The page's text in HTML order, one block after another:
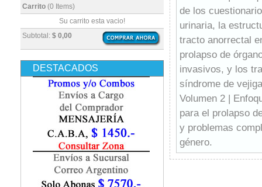
Diagnóstico por Imagen / Radiología
Embriología
Enfermería
Epidemiología
Farmacia / Farmacología
Fisiatría / Kinesiología
Fisiología / Fisiopatología
Fonoaudiología
Gastroenterología
Geriatría
Carrito (0 Items)
Subtotal: $ 0,00
Su carrito esta vacio!
DESTACADOS
de los
urinaria, la
tracto anorrectal
prolapso de
invasivos, y los
síndrome de
Volumen 2 |
para el prolapso
y problemas
género.
Tratado de